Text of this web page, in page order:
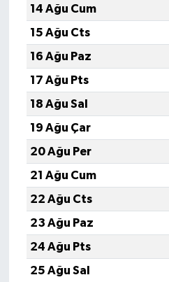
14 Ağu Cum
15 Ağu Cts
16 Ağu Paz
17 Ağu Pts
18 Ağu Sal
19 Ağu Çar
20 Ağu Per
21 Ağu Cum
22 Ağu Cts
23 Ağu Paz
24 Ağu Pts
25 Ağu Sal